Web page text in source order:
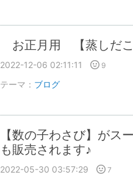
お正月用 【蒸しだこ
2022-12-06 02:11:11 9
テーマ： ブログ
【数の子わさび】が
も販売されます♪
2022-05-30 03:57:29 7